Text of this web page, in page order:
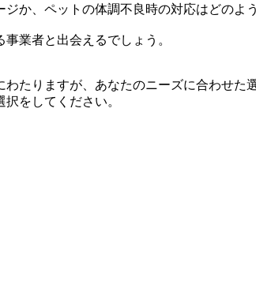
か、ペットの体調不良時の対応はどのよ
業者と出会えるでしょう。
たりますが、あなたのニーズに合わせた
をしてください。